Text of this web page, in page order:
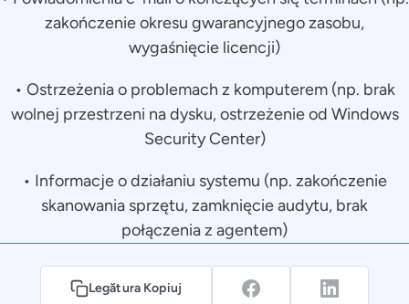
zakończenie okresu gwarancyjnego zasobu,
wygaśnięcie licencji)
• Ostrzeżenia o problemach z komputerem (np. brak
wolnej przestrzeni na dysku, ostrzeżenie od Windows
Security Center)
• Informacje o działaniu systemu (np. zakończenie
skanowania sprzętu, zamknięcie audytu, brak
połączenia z agentem)
Legătura Kopiuj